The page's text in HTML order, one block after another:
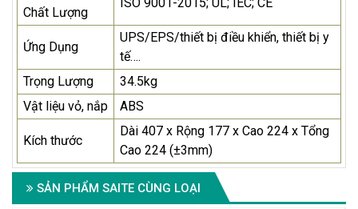
Chất Lượng
Ứng Dụng
UPS/EPS/thiết bị điều khiển, thiết bị y
tế….
Trọng Lượng
34.5kg
Vật liệu vỏ, nắp
ABS
Kích thước
Dài 407 x Rộng 177 x Cao 224 x Tổng
Cao 224 (±3mm)
SẢN PHẨM SAITE CÙNG LOẠI